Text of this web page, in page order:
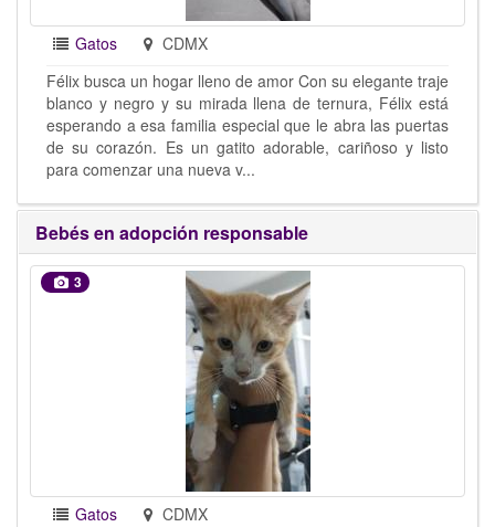
Gatos
CDMX
Félix busca un hogar lleno de amor Con su elegante traje
blanco y negro y su mirada llena de ternura, Félix está
esperando a esa familia especial que le abra las puertas
de su corazón. Es un gatito adorable, cariñoso y listo
para comenzar una nueva v...
Bebés en adopción responsable
3
Gatos
CDMX